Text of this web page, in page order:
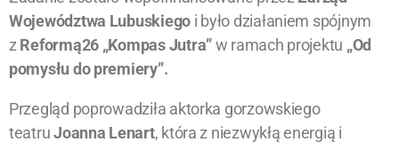
Województwa Lubuskiego i było działaniem spójnym
zReformą26 „Kompas Jutra”w ramach projektu „Od
pomysłu do premiery”.
Przegląd poprowadziła aktorka gorzowskiego
teatruJoanna Lenart, która z niezwykłą energią i